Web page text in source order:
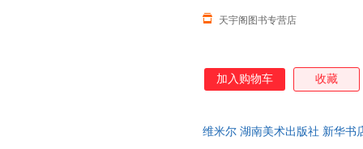
天宇阁图书专营店
加入购物车 收藏
维米尔 湖南美术出版社 新华书